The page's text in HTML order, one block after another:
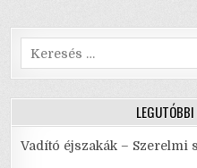
k
Search
for:
LEGUTÓBBI
Vadító éjszakák – Szerelmi